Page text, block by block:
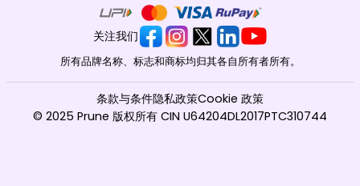
关注我们
所有品牌名称、标志和商标均归其各自所有者所有。
© 2025 Prune 版权所有 CIN U64204DL2017PTC310744
条款与条件隐私政策Cookie 政策